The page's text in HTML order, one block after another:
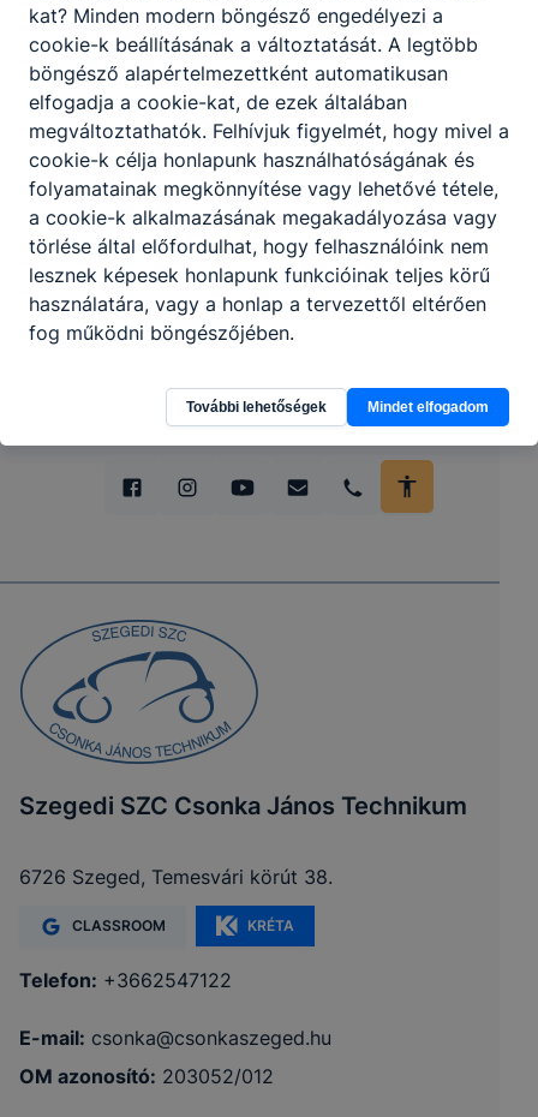
Szegedi SZC Csonka János Technikum
6726 Szeged, Temesvári körút 38.
CLASSROOM KRÉTA
Telefon: +3662547122
E-mail: csonka@csonkaszeged.hu
OM azonosító: 203052/012
kat? Minden modern böngésző engedélyezi a
cookie-k beállításának a változtatását. A legtöbb
böngésző alapértelmezettként automatikusan
elfogadja a cookie-kat, de ezek általában
megváltoztathatók. Felhívjuk figyelmét, hogy mivel a
cookie-k célja honlapunk használhatóságának és
folyamatainak megkönnyítése vagy lehetővé tétele,
a cookie-k alkalmazásának megakadályozása vagy
törlése által előfordulhat, hogy felhasználóink nem
lesznek képesek honlapunk funkcióinak teljes körű
használatára, vagy a honlap a tervezettől eltérően
fog működni böngészőjében.
További lehetőségek Mindet elfogadom